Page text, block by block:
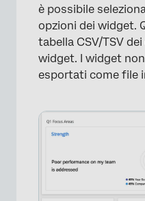
è possibile
opzioni dei widget.
tabella CSV/TSV
widget. I widget
esportati come file